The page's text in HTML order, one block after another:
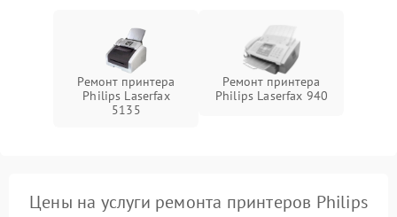
Ремонт принтера
Philips Laserfax
5135
Ремонт принтера
Philips Laserfax 940
Цены на услуги ремонта принтеров Philips